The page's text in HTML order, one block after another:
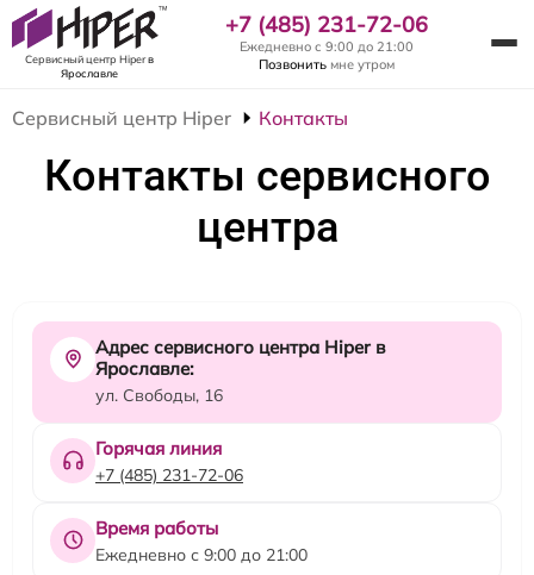
Сервисный центр Hiperв
Ярославле
+7 (485) 231-72-06
Ежедневно с 9:00 до 21:00
Позвонить мне утром
Сервисный центр Hiper Контакты
Контакты сервисного
центра
Адрес сервисного центра Hiper в
Ярославле:
ул. Свободы, 16
Горячая линия
+7 (485) 231-72-06
Время работы
Ежедневно с 9:00 до 21:00